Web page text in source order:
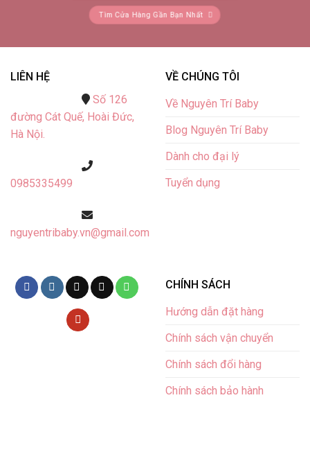
Tìm Cửa Hàng Gần Bạn Nhất
LIÊN HỆ
Số 126
đường Cát Quế, Hoài Đức,
Hà Nội.
0985335499
nguyentribaby.vn@gmail.com
VỀ CHÚNG TÔI
Về Nguyên Trí Baby
Blog Nguyên Trí Baby
Dành cho đại lý
Tuyển dụng
CHÍNH SÁCH
Hướng dẫn đặt hàng
Chính sách vận chuyển
Chính sách đổi hàng
Chính sách bảo hành